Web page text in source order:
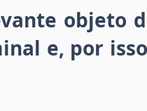
objeto
e, por